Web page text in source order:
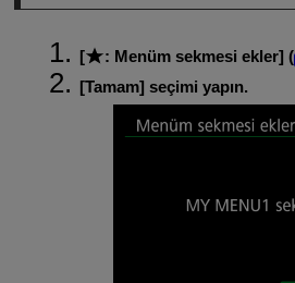
[ : Menüm sekmesi ekler] (
[Tamam] seçimi yapın.